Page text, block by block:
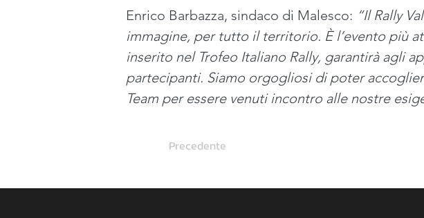
Enrico Barbazza, sindaco di Malesco: “Il Rally
immagine, per tutto il territorio. È l’evento più
inserito nel Trofeo Italiano Rally, garantirà agli
partecipanti. Siamo orgogliosi di poter
Team per essere venuti incontro alle nostre
Precedente